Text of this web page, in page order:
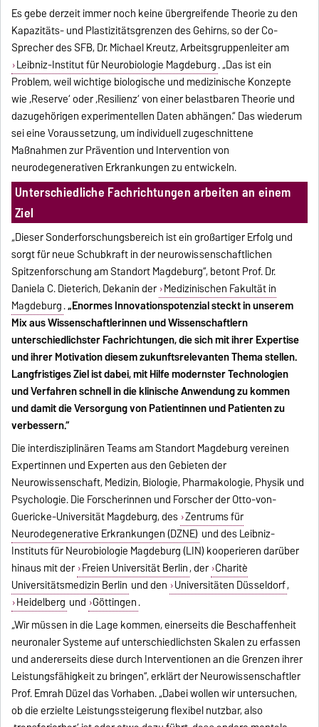
Es gebe derzeit immer noch keine übergreifende Theorie zu den
Kapazitäts- und Plastizitätsgrenzen des Gehirns, so der Co-
Sprecher des SFB, Dr. Michael Kreutz, Arbeitsgruppenleiter am
Leibniz-Institut für Neurobiologie Magdeburg. „Das ist ein
Problem, weil wichtige biologische und medizinische Konzepte
wie ‚Reserve‘ oder ‚Resilienz‘ von einer belastbaren Theorie und
dazugehörigen experimentellen Daten abhängen.“ Das wiederum
sei eine Voraussetzung, um individuell zugeschnittene
Maßnahmen zur Prävention und Intervention von
neurodegenerativen Erkrankungen zu entwickeln.
Unterschiedliche Fachrichtungen arbeiten an einem
Ziel
„Dieser Sonderforschungsbereich ist ein großartiger Erfolg und
sorgt für neue Schubkraft in der neurowissenschaftlichen
Spitzenforschung am Standort Magdeburg“, betont Prof. Dr.
Daniela C. Dieterich, Dekanin der Medizinischen Fakultät in
Magdeburg.„Enormes Innovationspotenzial steckt in unserem
Mix aus Wissenschaftlerinnen und Wissenschaftlern
unterschiedlichster Fachrichtungen, die sich mit ihrer Expertise
und ihrer Motivation diesem zukunftsrelevanten Thema stellen.
Langfristiges Ziel ist dabei, mit Hilfe modernster Technologien
und Verfahren schnell in die klinische Anwendung zu kommen
und damit die Versorgung von Patientinnen und Patienten zu
verbessern.“
Die interdisziplinären Teams am Standort Magdeburg vereinen
Expertinnen und Experten aus den Gebieten der
Neurowissenschaft, Medizin, Biologie, Pharmakologie, Physik und
Psychologie. Die Forscherinnen und Forscher der Otto-von-
Guericke-Universität Magdeburg, des Zentrums für
Neurodegenerative Erkrankungen (DZNE) und des Leibniz-
Instituts für Neurobiologie Magdeburg (LIN) kooperieren darüber
hinaus mit der Freien Universität Berlin, der Charitè
Universitätsmedizin Berlin und den Universitäten Düsseldorf,
Heidelberg und Göttingen.
„Wir müssen in die Lage kommen, einerseits die Beschaffenheit
neuronaler Systeme auf unterschiedlichsten Skalen zu erfassen
und andererseits diese durch Interventionen an die Grenzen ihrer
Leistungsfähigkeit zu bringen“, erklärt der Neurowissenschaftler
Prof. Emrah Düzel das Vorhaben. „Dabei wollen wir untersuchen,
ob die erzielte Leistungssteigerung flexibel nutzbar, also